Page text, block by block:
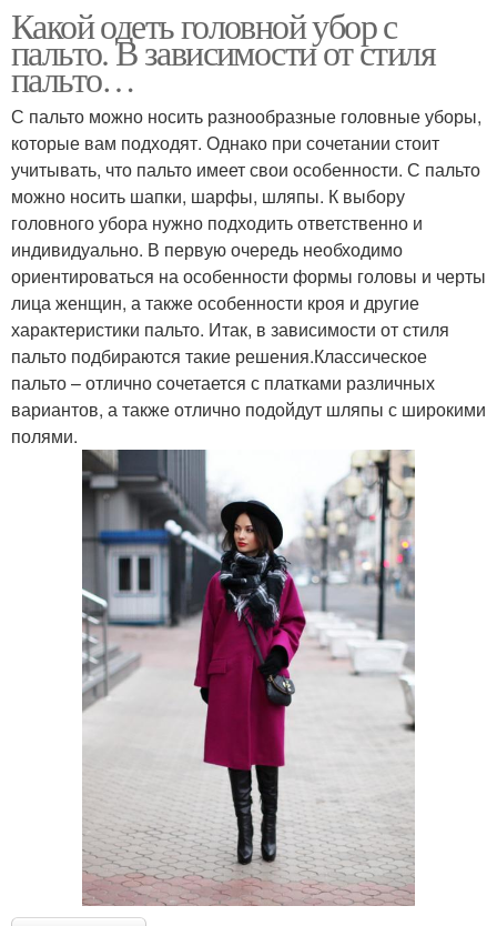
Какой одеть головной убор с
пальто. В зависимости от стиля
пальто…
С пальто можно носить разнообразные головные уборы,
которые вам подходят. Однако при сочетании стоит
учитывать, что пальто имеет свои особенности. С пальто
можно носить шапки, шарфы, шляпы. К выбору
головного убора нужно подходить ответственно и
индивидуально. В первую очередь необходимо
ориентироваться на особенности формы головы и черты
лица женщин, а также особенности кроя и другие
характеристики пальто. Итак, в зависимости от стиля
пальто подбираются такие решения.Классическое
пальто – отлично сочетается с платками различных
вариантов, а также отлично подойдут шляпы с широкими
полями.